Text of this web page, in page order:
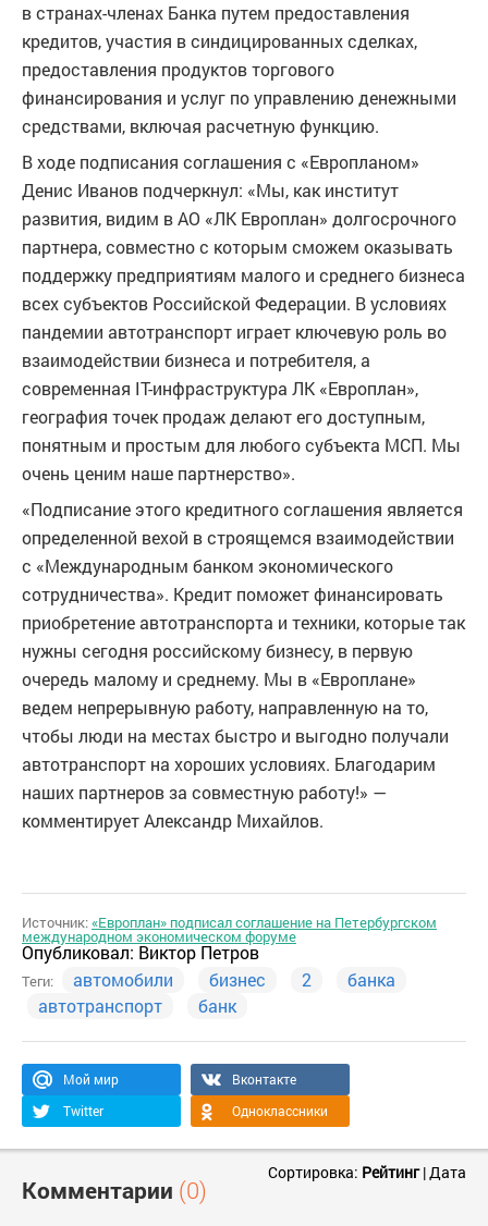
в странах-членах Банка путем предоставления
кредитов, участия в синдицированных сделках,
предоставления продуктов торгового
финансирования и услуг по управлению денежными
средствами, включая расчетную функцию.
В ходе подписания соглашения с «Европланом»
Денис Иванов подчеркнул: «Мы, как институт
развития, видим в АО «ЛК Европлан» долгосрочного
партнера, совместно с которым сможем оказывать
поддержку предприятиям малого и среднего бизнеса
всех субъектов Российской Федерации. В условиях
пандемии автотранспорт играет ключевую роль во
взаимодействии бизнеса и потребителя, а
современная IT-инфраструктура ЛК «Европлан»,
география точек продаж делают его доступным,
понятным и простым для любого субъекта МСП. Мы
очень ценим наше партнерство».
«Подписание этого кредитного соглашения является
определенной вехой в строящемся взаимодействии
с «Международным банком экономического
сотрудничества». Кредит поможет финансировать
приобретение автотранспорта и техники, которые так
нужны сегодня российскому бизнесу, в первую
очередь малому и среднему. Мы в «Европлане»
ведем непрерывную работу, направленную на то,
чтобы люди на местах быстро и выгодно получали
автотранспорт на хороших условиях. Благодарим
наших партнеров за совместную работу!» —
комментирует Александр Михайлов.
Источник:«Европлан» подписал соглашение на Петербургском
международном экономическом форуме
Опубликовал: Виктор Петров
Теги: автомобили бизнес 2
банка
автотранспорт
банк
Мой мир
Вконтакте
Twitter
Одноклассники
Комментарии (0)
Сортировка: Рейтинг|Дата